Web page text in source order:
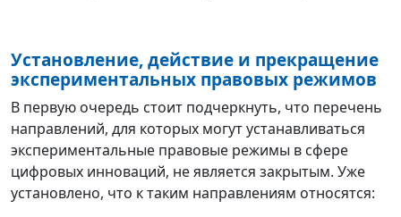
Установление, действие и прекращение
экспериментальных правовых режимов
В первую очередь стоит подчеркнуть, что перечень
направлений, для которых могут устанавливаться
экспериментальные правовые режимы в сфере
цифровых инноваций, не является закрытым. Уже
установлено, что к таким направлениям относятся: